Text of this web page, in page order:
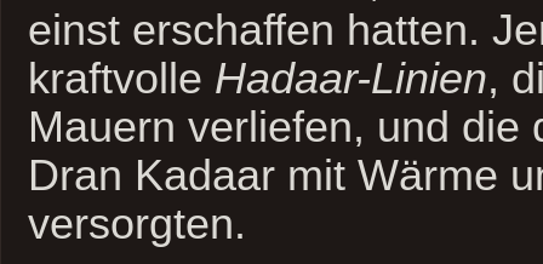
einst erschaffen hatten.
kraftvolle Hadaar-Linien,
Mauern verliefen, und die
Dran Kadaar mit Wärme
versorgten.